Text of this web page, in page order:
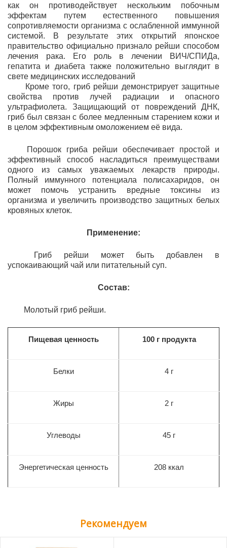
как он противодействует нескольким побочным
эффектам путем естественного повышения
сопротивляемости организма с ослабленной иммунной
системой. В результате этих открытий японское
правительство официально признало рейши способом
лечения рака. Его роль в лечении ВИЧ/СПИДа,
гепатита и диабета также положительно выглядит в
свете медицинских исследований
Кроме того, гриб рейши демонстрирует защитные
свойства против лучей радиации и опасного
ультрафиолета. Защищающий от повреждений ДНК,
гриб был связан с более медленным старением кожи и
в целом эффективным омоложением её вида.
Порошок гриба рейши обеспечивает простой и
эффективный способ насладиться преимуществами
одного из самых уважаемых лекарств природы.
Полный иммунного потенциала полисахаридов, он
может помочь устранить вредные токсины из
организма и увеличить производство защитных белых
кровяных клеток.
Применение:
Гриб рейши может быть добавлен в
успокаивающий чай или питательный суп.
Состав:
Молотый гриб рейши.
Пищевая ценность 100 г продукта
Белки 4 г
Жиры 2 г
Углеводы 45 г
Энергетическая ценность 208 ккал
Рекомендуем